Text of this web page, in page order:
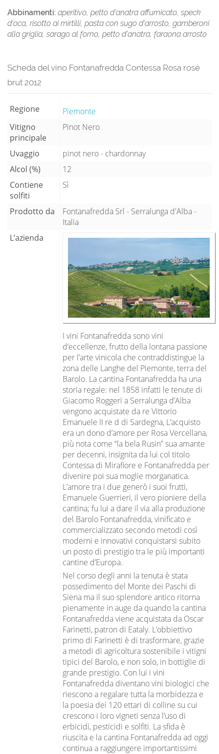
Abbinamenti: aperitivo, petto d'anatra affumicato, speck
d'oca, risotto ai mirtilli, pasta con sugo d'arrosto, gamberoni
alla griglia, sarago al forno, petto d'anatra, faraona arrosto
Scheda del vino Fontanafredda Contessa Rosa rosé
brut 2012
Regione
Piemonte
Vitigno
principale
Pinot Nero
Uvaggio
pinot nero - chardonnay
Alcol (%)
12
Contiene
solfiti
Sì
Prodotto da
Fontanafredda Srl - Serralunga d'Alba -
Italia
L’azienda
I vini Fontanafredda sono vini
d’eccellenze, frutto della lontana passione
per l’arte vinicola che contraddistingue la
zona delle Langhe del Piemonte, terra del
Barolo. La cantina Fontanafredda ha una
storia regale: nel 1858 infatti le tenute di
Giacomo Roggeri a Serralunga d’Alba
vengono acquistate da re Vittorio
Emanuele II re d di Sardegna, L’acquisto
era un dono d’amore per Rosa Vercellana,
più nota come “la bela Rusin” sua amante
per decenni, insignita da lui col titolo
Contessa di Mirafiore e Fontanafredda per
divenire poi sua moglie morganatica.
L’amore tra i due generò i suoi frutti,
Emanuele Guerrieri, il vero pioniere della
cantina; fu lui a dare il via alla produzione
del Barolo Fontanafredda, vinificato e
commercializzato secondo metodi così
moderni e innovativi conquistarsi subito
un posto di prestigio tra le più importanti
cantine d’Europa.
Nel corso degli anni la tenuta è stata
possedimento del Monte dei Paschi di
Siena ma il suo splendore antico ritorna
pienamente in auge da quando la cantina
Fontanafredda viene acquistata da Oscar
Farinetti, patron di Eataly. L’obbiettivo
primo di Farinetti è di trasformare, grazie
a metodi di agricoltura sostenibile i vitigni
tipici del Barolo, e non solo, in bottiglie di
grande prestigio. Con lui i vini
Fontanafredda diventano vini biologici che
riescono a regalare tutta la morbidezza e
la poesia dei 120 ettari di colline su cui
crescono i loro vigneti senza l’uso di
erbicidi, pesticidi e solfiti. La sfida è
riuscita e la cantina Fontanafredda ad oggi
continua a raggiungere importantissimi